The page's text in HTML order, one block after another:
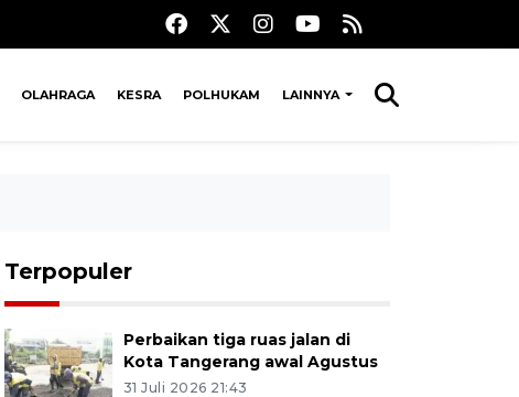
OLAHRAGA KESRA POLHUKAM LAINNYA
Terpopuler
Perbaikan tiga ruas jalan di
Kota Tangerang awal Agustus
31 Juli 2026 21:43